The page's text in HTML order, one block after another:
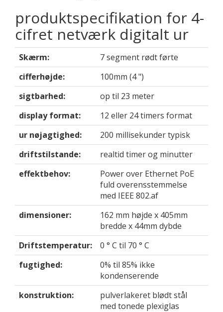
produktspecifikation for 4-
cifret netværk digitalt ur
Skærm:
7 segment rødt førte
cifferhøjde:
100mm (4 ")
sigtbarhed:
op til 23 meter
display format:
12 eller 24 timers format
ur nøjagtighed:
200 millisekunder typisk
driftstilstande:
realtid timer og minutter
effektbehov:
Power over Ethernet PoE
fuld overensstemmelse
med IEEE 802.af
dimensioner:
162 mm højde x 405mm
bredde x 44mm dybde
Driftstemperatur:
0 ° C til 70 ° C
fugtighed:
0% til 85% ikke
kondenserende
konstruktion:
pulverlakeret blødt stål
med tonede plexiglas